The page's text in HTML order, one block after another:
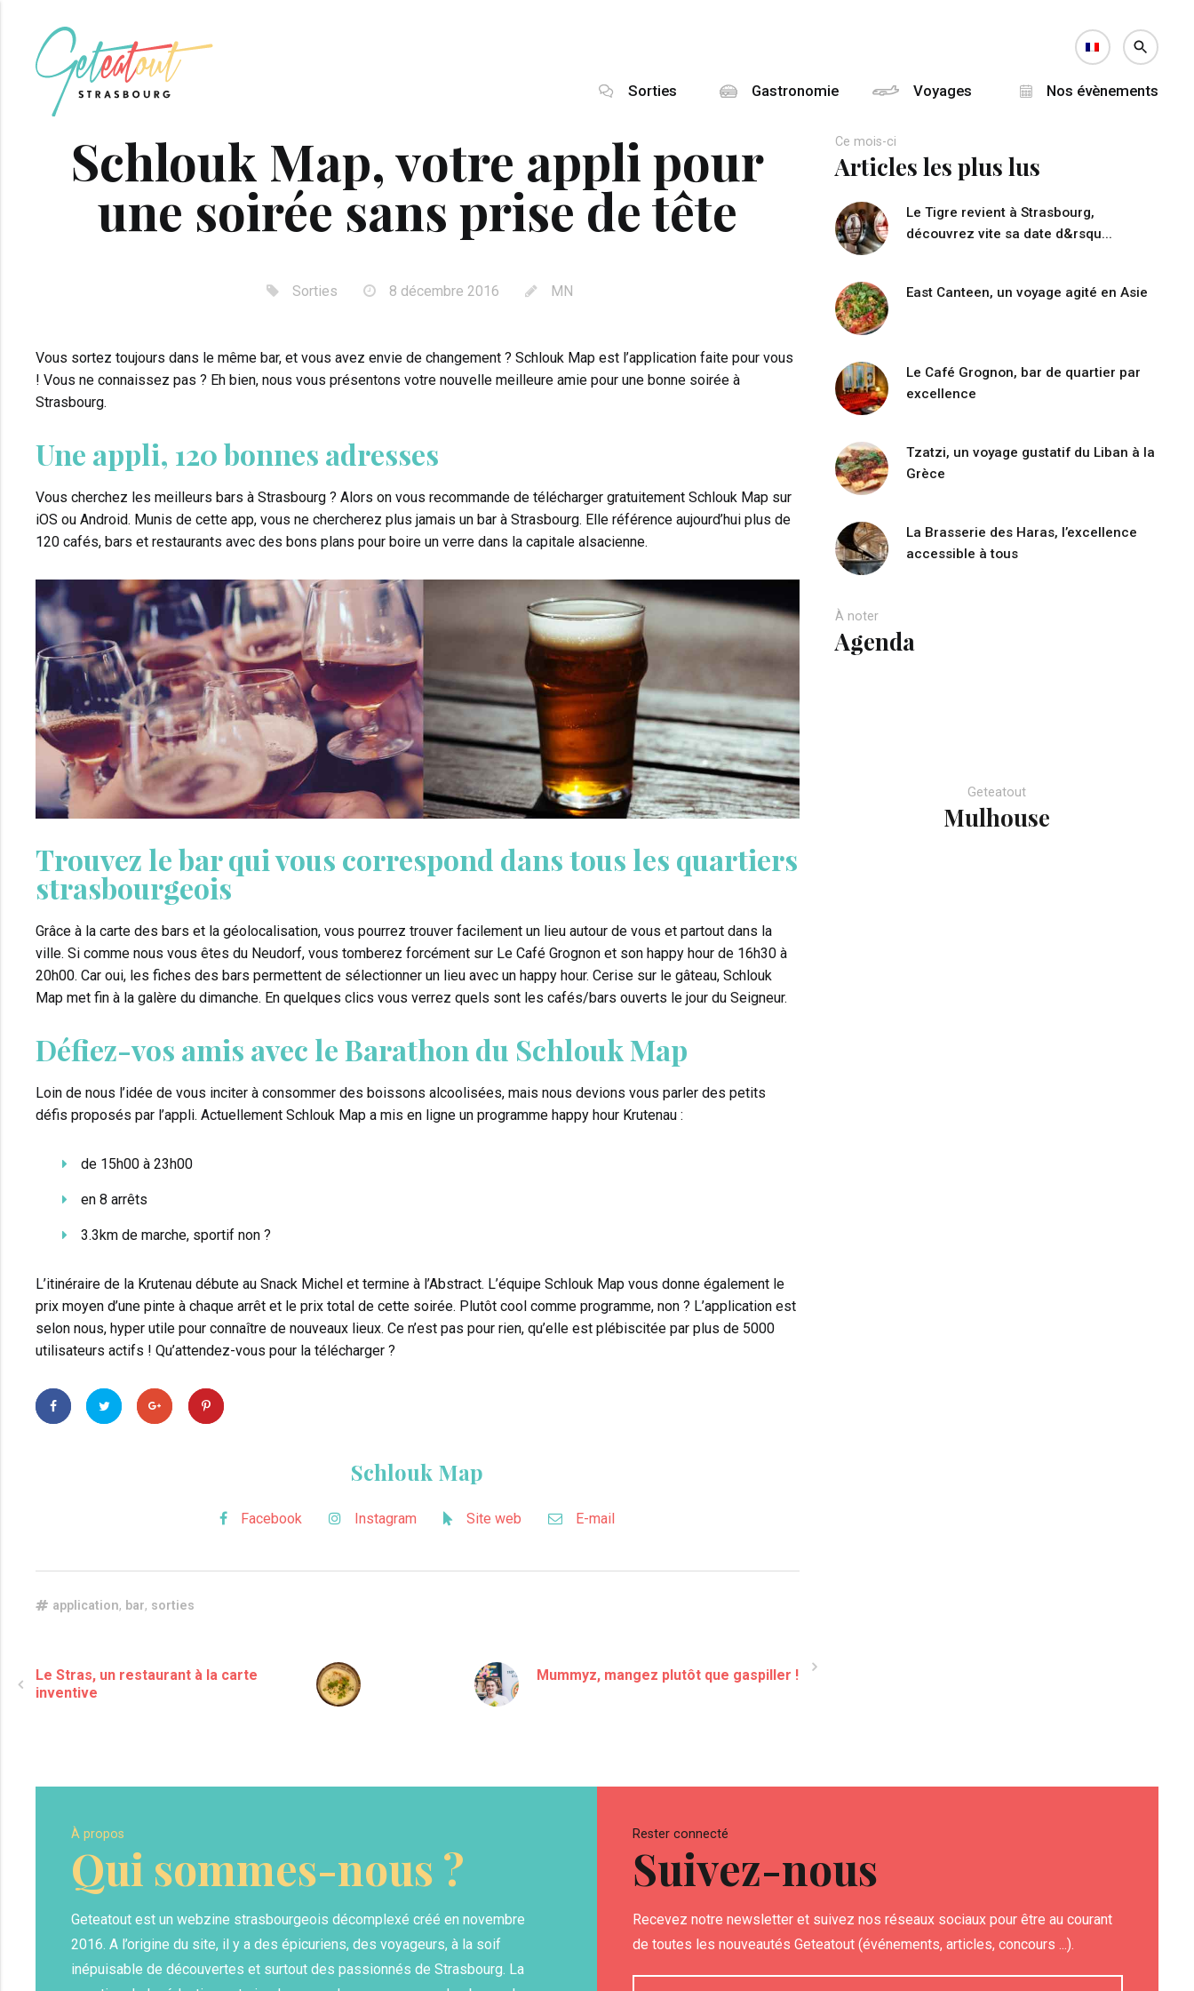
Sorties Gastronomie Voyages Nos évènements
Schlouk Map, votre appli pour
une soirée sans prise de tête
Sorties 8 décembre 2016 MN
Vous sortez toujours dans le même bar, et vous avez envie de changement ? Schlouk Map est l’application faite pour vous
! Vous ne connaissez pas ? Eh bien, nous vous présentons votre nouvelle meilleure amie pour une bonne soirée à
Strasbourg.
Une appli, 120 bonnes adresses
Vous cherchez les meilleurs bars à Strasbourg ? Alors on vous recommande de télécharger gratuitement Schlouk Map sur
iOS ou Android. Munis de cette app, vous ne chercherez plus jamais un bar à Strasbourg. Elle référence aujourd’hui plus de
120 cafés, bars et restaurants avec des bons plans pour boire un verre dans la capitale alsacienne.
Trouvez le bar qui vous correspond dans tous les quartiers
strasbourgeois
Grâce à la carte des bars et la géolocalisation, vous pourrez trouver facilement un lieu autour de vous et partout dans la
ville. Si comme nous vous êtes du Neudorf, vous tomberez forcément sur Le Café Grognon et son happy hour de 16h30 à
20h00. Car oui, les fiches des bars permettent de sélectionner un lieu avec un happy hour. Cerise sur le gâteau, Schlouk
Map met fin à la galère du dimanche. En quelques clics vous verrez quels sont les cafés/bars ouverts le jour du Seigneur.
Défiez-vos amis avec le Barathon du Schlouk Map
Loin de nous l’idée de vous inciter à consommer des boissons alcoolisées, mais nous devions vous parler des petits
défis proposés par l’appli. Actuellement Schlouk Map a mis en ligne un programme happy hour Krutenau :
de 15h00 à 23h00
en 8 arrêts
3.3km de marche, sportif non ?
L’itinéraire de la Krutenau débute au Snack Michel et termine à l’Abstract. L’équipe Schlouk Map vous donne également le
prix moyen d’une pinte à chaque arrêt et le prix total de cette soirée. Plutôt cool comme programme, non ? L’application est
selon nous, hyper utile pour connaître de nouveaux lieux. Ce n’est pas pour rien, qu’elle est plébiscitée par plus de 5000
utilisateurs actifs ! Qu’attendez-vous pour la télécharger ?
Schlouk Map
Facebook Instagram Site web E-mail
application, bar, sorties
Le Stras, un restaurant à la carte
inventive
Mummyz, mangez plutôt que gaspiller !
Ce mois-ci
Articles les plus lus
Le Tigre revient à Strasbourg,
découvrez vite sa date d&rsqu...
East Canteen, un voyage agité en Asie
Le Café Grognon, bar de quartier par
excellence
Tzatzi, un voyage gustatif du Liban à la
Grèce
La Brasserie des Haras, l’excellence
accessible à tous
À noter
Agenda
Geteatout
Mulhouse
À propos
Qui sommes-nous ?
Geteatout est un webzine strasbourgeois décomplexé créé en novembre
2016. A l’origine du site, il y a des épicuriens, des voyageurs, à la soif
inépuisable de découvertes et surtout des passionnés de Strasbourg. La
Rester connecté
Suivez-nous
Recevez notre newsletter et suivez nos réseaux sociaux pour être au courant
de toutes les nouveautés Geteatout (événements, articles, concours ...).